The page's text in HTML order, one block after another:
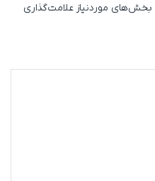
بخش‌های موردنیاز علامت‌گذاری